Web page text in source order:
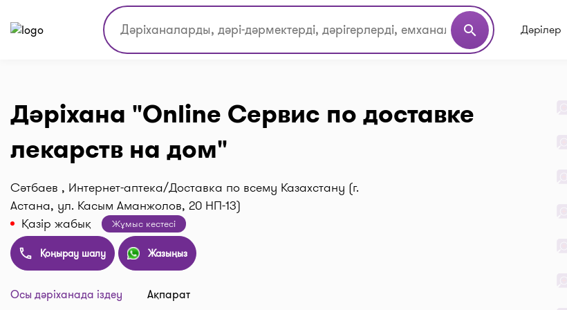
search Дәрілер
Дәріхана "Online Сервис по доставке
лекарств на дом"
Сәтбаев , Интернет-аптека/Доставка по всему Казахстану (г.
Астана, ул. Касым Аманжолов, 20 НП-13)
Қазір жабық
Жұмыс кестесі
Қоңырау шалу Жазыңыз
Осы дәріханада іздеу Ақпарат